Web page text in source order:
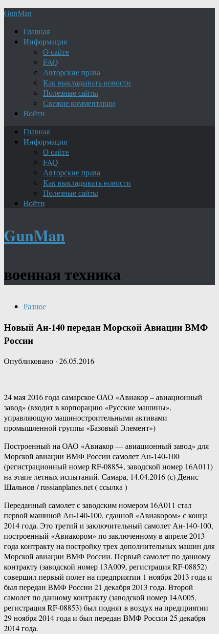
GunMan
Главная
Информация
О сайте
FAQ
Авторские права
Как выкладывать новости
Полезные сайты
Свежие комментарии
Войти
Главная
Информация
О сайте
FAQ
Авторские права
Как выкладывать новости
Полезные сайты
Войти
GunMan
военная техника
Разное
Новый Ан-140 передан Морской Авиации ВМФ
России
Опубликовано · 26.05.2016
24 мая 2016 года самарское ОАО «Авиакор – авиационный
завод» (входит в корпорацию «Русские машины»,
управляющую машиностроительными активами
промышленной группы «Базовый Элемент»)
Построенный на ОАО «Авиакор — авиационный завод» для
Морской авиации ВМФ России самолет Ан-140-100
(регистрационный номер RF-08854, заводской номер 16А011)
на этапе летных испытаний. Самара, 14.04.2016 (с) Денис
Шальнов / russianplanes.net ( ссылка )
Переданный самолет с заводским номером 16А011 стал
первой машиной Ан-140-100, сданной «Авиакором» с конца
2014 года. Это третий и заключительный самолет Ан-140-100,
построенный «Авиакором» по заключенному в апреле 2013
года контракту на постройку трех дополнительных машин для
Морской авиации ВМФ России. Первый самолет по данному
контракту (заводской номер 13А009, регистрация RF-08852)
совершил первый полет на предприятии 1 ноября 2013 года и
был передан ВМФ России 21 декабря 2013 года. Второй
самолет по данному контракту (заводской номер 14А005,
регистрация RF-08853) был поднят в воздух на предприятии
29 ноября 2014 года и был передан ВМФ России 25 декабря
2014 года.